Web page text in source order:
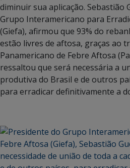
diminuir sua aplicação. Sebastião
Grupo Interamericano para
(Giefa), afirmou que 93% do
estão livres de aftosa, graças ao
Panamericano de Febre Aftosa
ressaltou que será necessária a
produtiva do Brasil e de outros
para erradicar definitivamente a